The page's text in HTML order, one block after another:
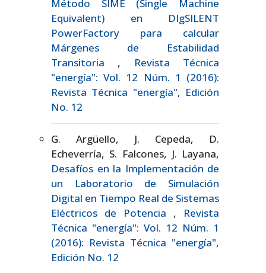
Método SIME (Single Machine
Equivalent) en DIgSILENT
PowerFactory para calcular
Márgenes de Estabilidad
Transitoria ,
Revista Técnica
"energía": Vol. 12 Núm. 1 (2016):
Revista Técnica "energía", Edición
No. 12
G. Argüello, J. Cepeda, D.
Echeverría, S. Falcones, J. Layana,
Desafíos en la Implementación de
un Laboratorio de Simulación
Digital en Tiempo Real de Sistemas
Eléctricos de Potencia , Revista
Técnica "energía": Vol. 12 Núm. 1
(2016): Revista Técnica "energía",
Edición No. 12